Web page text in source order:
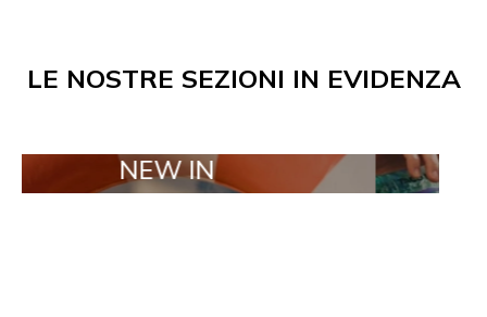
LE NOSTRE SEZIONI IN EVIDENZA
NEW IN TAILOR